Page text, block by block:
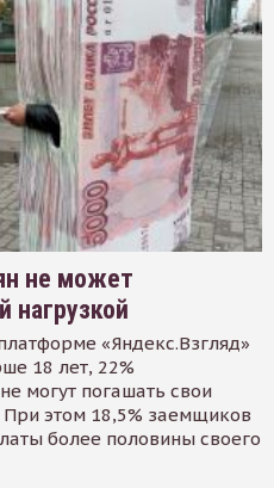
не может
нагрузкой
«Яндекс.Взгляд»
18 лет, 22%
могут погашать свои
этом 18,5% заемщиков
более половины своего